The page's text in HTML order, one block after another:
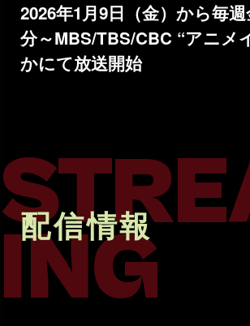
2026年1月9日（金）から毎
分～MBS/TBS/CBC “アニメ
かにて放送開始
ING
配信情報